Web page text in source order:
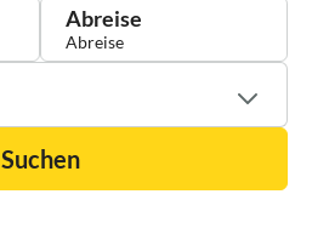
Abreise
Suchen